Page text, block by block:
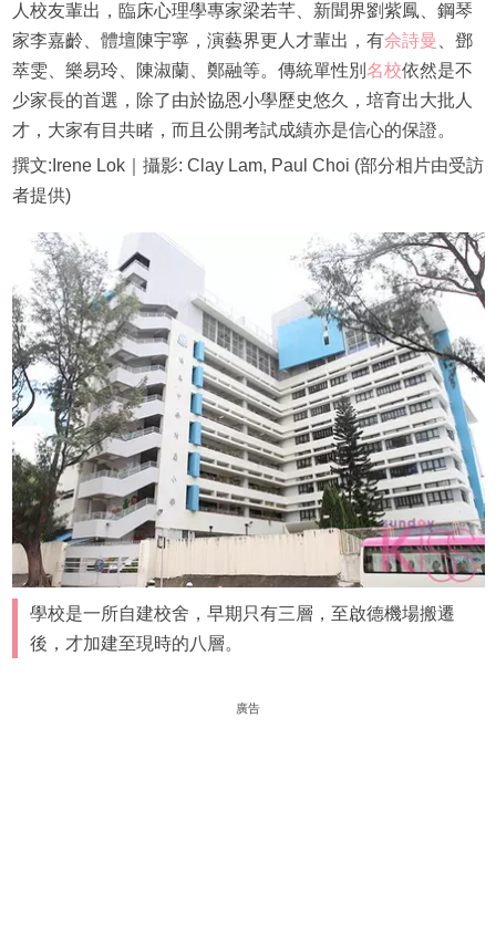
人校友輩出，臨床心理學專家梁若芊、新聞界劉紫鳳、鋼琴
家李嘉齡、體壇陳宇寧，演藝界更人才輩出，有佘詩曼 、鄧
萃雯、樂易玲、陳淑蘭、鄭融等。傳統單性別 名校依然是不
少家長的首選，除了由於協恩小學歷史悠久，培育出大批人
才，大家有目共睹，而且公開考試成績亦是信心的保證。
撰文:Irene Lok｜攝影: Clay Lam, Paul Choi (部分相片由受訪
者提供)
學校是一所自建校舍，早期只有三層，至啟德機場搬遷
後，才加建至現時的八層。
廣告